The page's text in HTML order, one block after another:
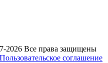
Все права защищены
Пользовательское соглашение